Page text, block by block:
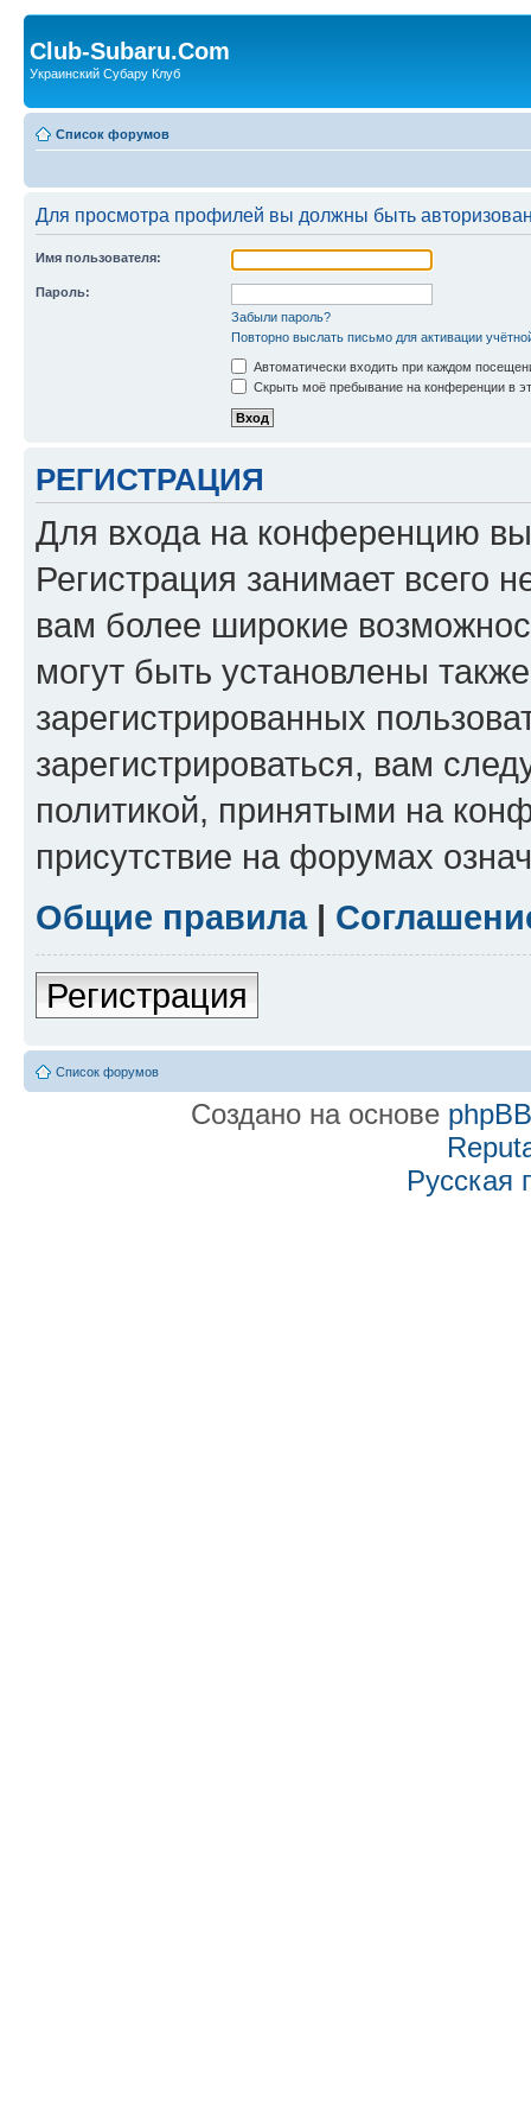
Club-Subaru.Com
Украинский Субару Клуб
Список форумов
Для просмотра профилей вы должны быть
Имя пользователя:
Пароль:
Забыли пароль?
Повторно выслать письмо для активации
Автоматически входить при каждом
Скрыть моё пребывание на конференции в
РЕГИСТРАЦИЯ
Для входа на конференцию
Регистрация занимает всего
вам более широкие
могут быть установлены
зарегистрированных
зарегистрироваться, вам
политикой, принятыми на
присутствие на форумах
Общие правила|
Регистрация
Список форумов
Создано на основе phpBB
Русская